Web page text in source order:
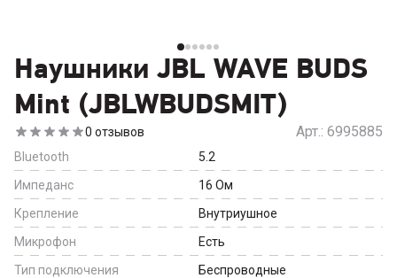
Наушники JBL WAVE BUDS
Mint (JBLWBUDSMIT)
0 отзывов Арт.: 6995885
Bluetooth
5.2
Импеданс
16 Ом
Крепление
Внутриушное
Микрофон
Есть
Тип подключения
Беспроводные